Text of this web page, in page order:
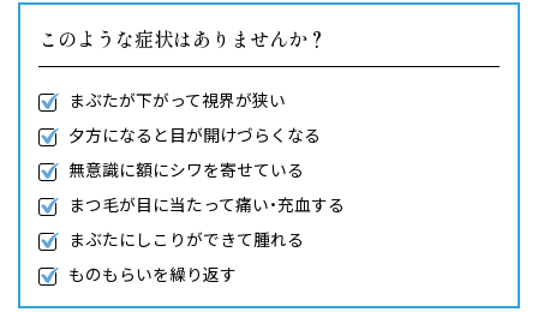
このような症状はありませんか？
まぶたが下がって視界が狭い
夕方になると目が開けづらくなる
無意識に額にシワを寄せている
まつ毛が目に当たって痛い・充血する
まぶたにしこりができて腫れる
ものもらいを繰り返す